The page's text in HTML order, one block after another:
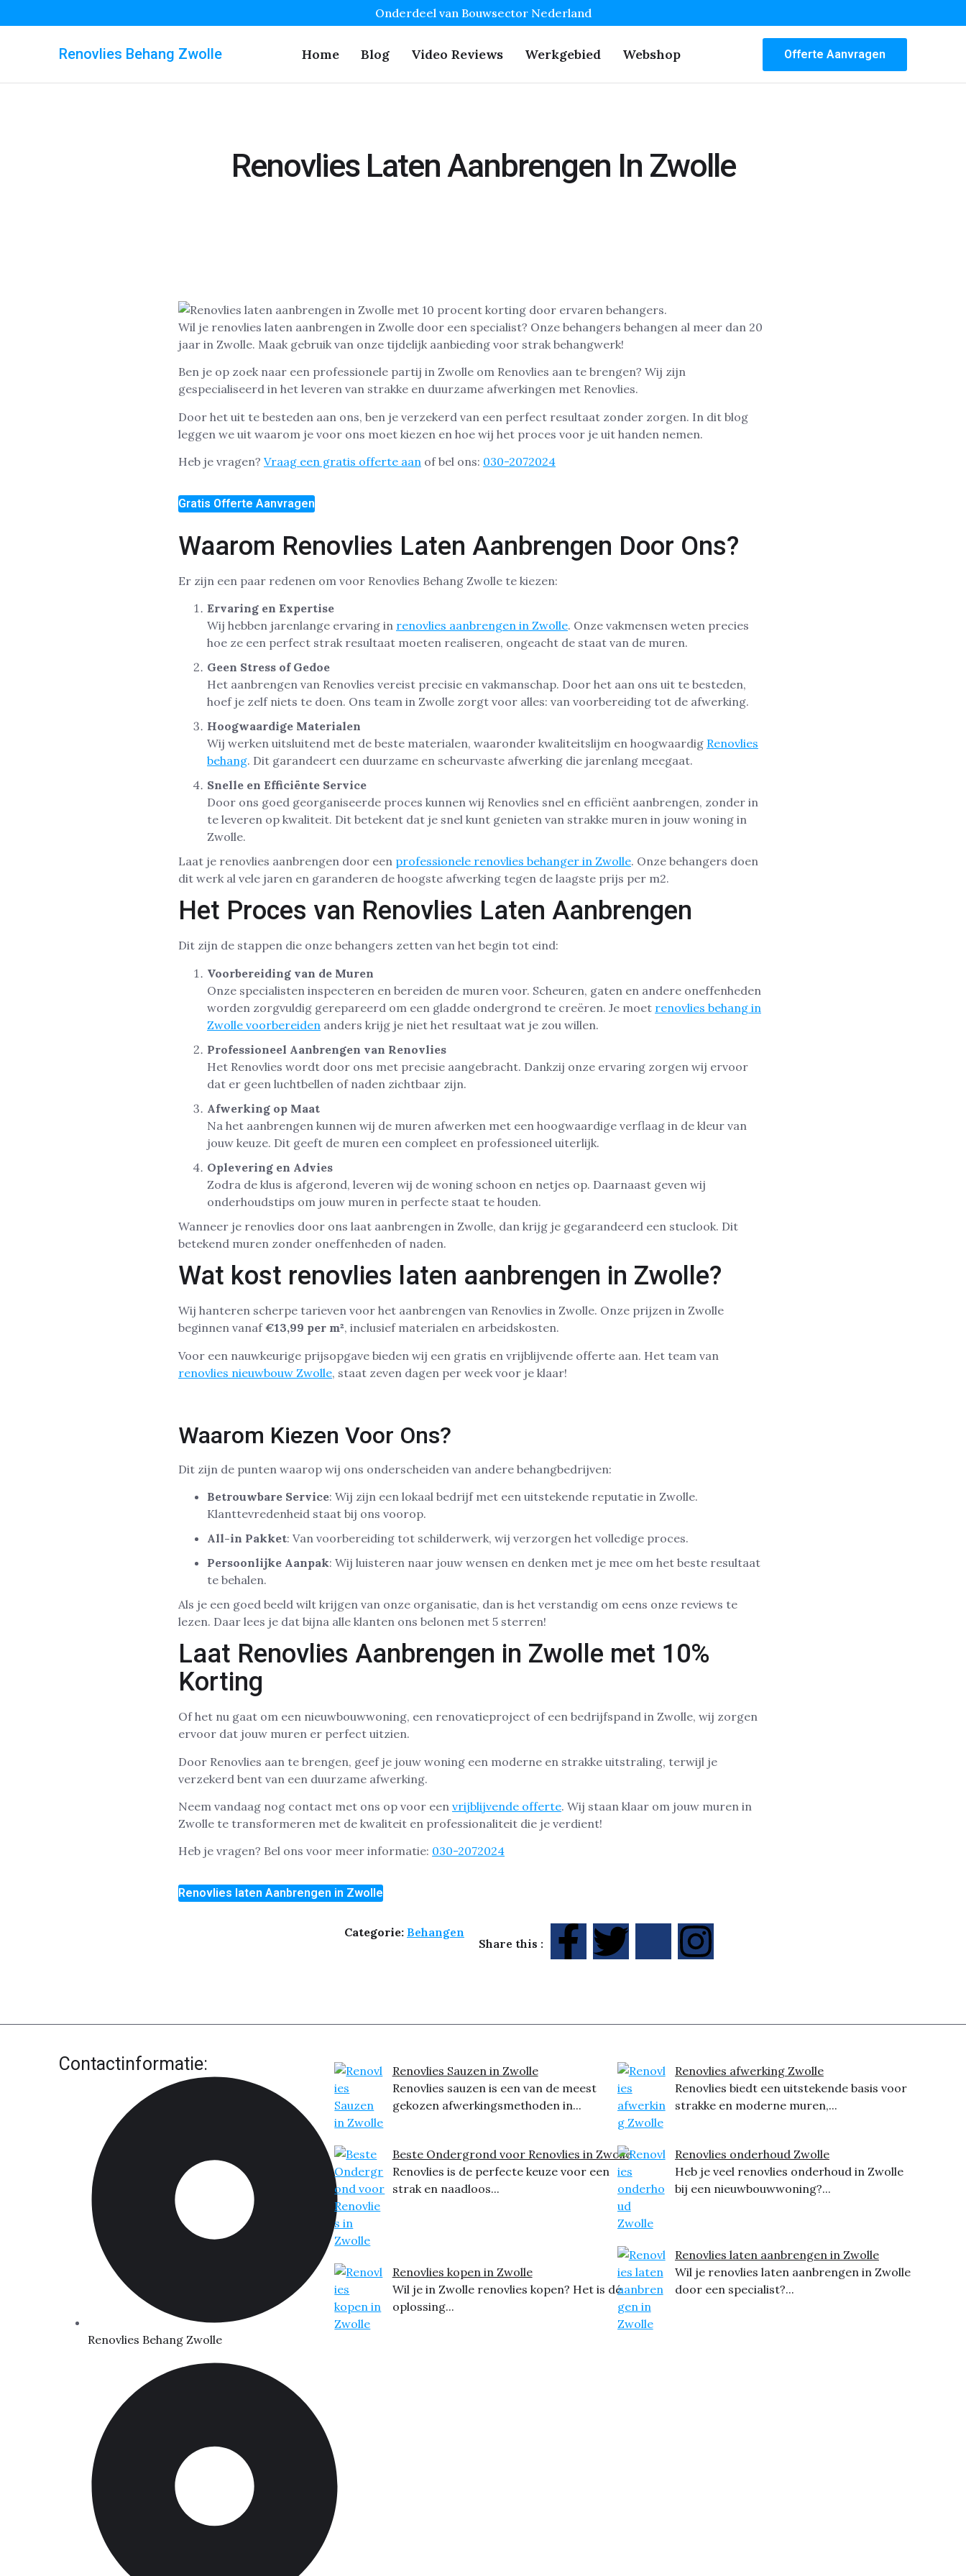
Onderdeel van Bouwsector Nederland
Renovlies Behang Zwolle Home Blog Video Reviews Werkgebied Webshop Offerte Aanvragen
Renovlies Laten Aanbrengen In Zwolle
Wil je renovlies laten aanbrengen in Zwolle door een specialist? Onze behangers behangen al meer dan 20
jaar in Zwolle. Maak gebruik van onze tijdelijk aanbieding voor strak behangwerk!
Ben je op zoek naar een professionele partij in Zwolle om Renovlies aan te brengen? Wij zijn
gespecialiseerd in het leveren van strakke en duurzame afwerkingen met Renovlies.
Door het uit te besteden aan ons, ben je verzekerd van een perfect resultaat zonder zorgen. In dit blog
leggen we uit waarom je voor ons moet kiezen en hoe wij het proces voor je uit handen nemen.
Heb je vragen? Vraag een gratis offerte aan of bel ons: 030-2072024
Gratis Offerte Aanvragen
Waarom Renovlies Laten Aanbrengen Door Ons?
Er zijn een paar redenen om voor Renovlies Behang Zwolle te kiezen:
Ervaring en Expertise
Wij hebben jarenlange ervaring in renovlies aanbrengen in Zwolle. Onze vakmensen weten precies
hoe ze een perfect strak resultaat moeten realiseren, ongeacht de staat van de muren.
Geen Stress of Gedoe
Het aanbrengen van Renovlies vereist precisie en vakmanschap. Door het aan ons uit te besteden,
hoef je zelf niets te doen. Ons team in Zwolle zorgt voor alles: van voorbereiding tot de afwerking.
Hoogwaardige Materialen
Wij werken uitsluitend met de beste materialen, waaronder kwaliteitslijm en hoogwaardig Renovlies
behang. Dit garandeert een duurzame en scheurvaste afwerking die jarenlang meegaat.
Snelle en Efficiënte Service
Door ons goed georganiseerde proces kunnen wij Renovlies snel en efficiënt aanbrengen, zonder in
te leveren op kwaliteit. Dit betekent dat je snel kunt genieten van strakke muren in jouw woning in
Zwolle.
Laat je renovlies aanbrengen door een professionele renovlies behanger in Zwolle. Onze behangers doen
dit werk al vele jaren en garanderen de hoogste afwerking tegen de laagste prijs per m2.
Het Proces van Renovlies Laten Aanbrengen
Dit zijn de stappen die onze behangers zetten van het begin tot eind:
Voorbereiding van de Muren
Onze specialisten inspecteren en bereiden de muren voor. Scheuren, gaten en andere oneffenheden
worden zorgvuldig gerepareerd om een gladde ondergrond te creëren. Je moet renovlies behang in
Zwolle voorbereiden anders krijg je niet het resultaat wat je zou willen.
Professioneel Aanbrengen van Renovlies
Het Renovlies wordt door ons met precisie aangebracht. Dankzij onze ervaring zorgen wij ervoor
dat er geen luchtbellen of naden zichtbaar zijn.
Afwerking op Maat
Na het aanbrengen kunnen wij de muren afwerken met een hoogwaardige verflaag in de kleur van
jouw keuze. Dit geeft de muren een compleet en professioneel uiterlijk.
Oplevering en Advies
Zodra de klus is afgerond, leveren wij de woning schoon en netjes op. Daarnaast geven wij
onderhoudstips om jouw muren in perfecte staat te houden.
Wanneer je renovlies door ons laat aanbrengen in Zwolle, dan krijg je gegarandeerd een stuclook. Dit
betekend muren zonder oneffenheden of naden.
Wat kost renovlies laten aanbrengen in Zwolle?
Wij hanteren scherpe tarieven voor het aanbrengen van Renovlies in Zwolle. Onze prijzen in Zwolle
beginnen vanaf€13,99 per m², inclusief materialen en arbeidskosten.
Voor een nauwkeurige prijsopgave bieden wij een gratis en vrijblijvende offerte aan. Het team van
renovlies nieuwbouw Zwolle, staat zeven dagen per week voor je klaar!
Waarom Kiezen Voor Ons?
Dit zijn de punten waarop wij ons onderscheiden van andere behangbedrijven:
Betrouwbare Service: Wij zijn een lokaal bedrijf met een uitstekende reputatie in Zwolle.
Klanttevredenheid staat bij ons voorop.
All-in Pakket: Van voorbereiding tot schilderwerk, wij verzorgen het volledige proces.
Persoonlijke Aanpak: Wij luisteren naar jouw wensen en denken met je mee om het beste resultaat
te behalen.
Als je een goed beeld wilt krijgen van onze organisatie, dan is het verstandig om eens onze reviews te
lezen. Daar lees je dat bijna alle klanten ons belonen met 5 sterren!
Laat Renovlies Aanbrengen in Zwolle met 10%
Korting
Of het nu gaat om een nieuwbouwwoning, een renovatieproject of een bedrijfspand in Zwolle, wij zorgen
ervoor dat jouw muren er perfect uitzien.
Door Renovlies aan te brengen, geef je jouw woning een moderne en strakke uitstraling, terwijl je
verzekerd bent van een duurzame afwerking.
Neem vandaag nog contact met ons op voor een vrijblijvende offerte. Wij staan klaar om jouw muren in
Zwolle te transformeren met de kwaliteit en professionaliteit die je verdient!
Heb je vragen? Bel ons voor meer informatie: 030-2072024
Renovlies laten Aanbrengen in Zwolle
Categorie: Behangen
Share this :
Contactinformatie:
Renovlies Behang Zwolle
Renovlies Sauzen in Zwolle
Renovlies sauzen is een van de meest
gekozen afwerkingsmethoden in...
Beste Ondergrond voor Renovlies in Zwolle
Renovlies is de perfecte keuze voor een
strak en naadloos...
Renovlies kopen in Zwolle
Wil je in Zwolle renovlies kopen? Het is dé
oplossing...
Renovlies afwerking Zwolle
Renovlies biedt een uitstekende basis voor
strakke en moderne muren,...
Renovlies onderhoud Zwolle
Heb je veel renovlies onderhoud in Zwolle
bij een nieuwbouwwoning?...
Renovlies laten aanbrengen in Zwolle
Wil je renovlies laten aanbrengen in Zwolle
door een specialist?...